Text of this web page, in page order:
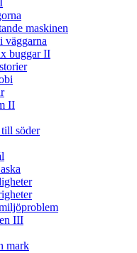
maskinen
väggarna
buggar II
II
söder
III
mark